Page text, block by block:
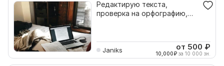
Редактирую текста,
проверка на орфографию,
Janiks от 500 ₽
10,000₽ за 10 000 зн.